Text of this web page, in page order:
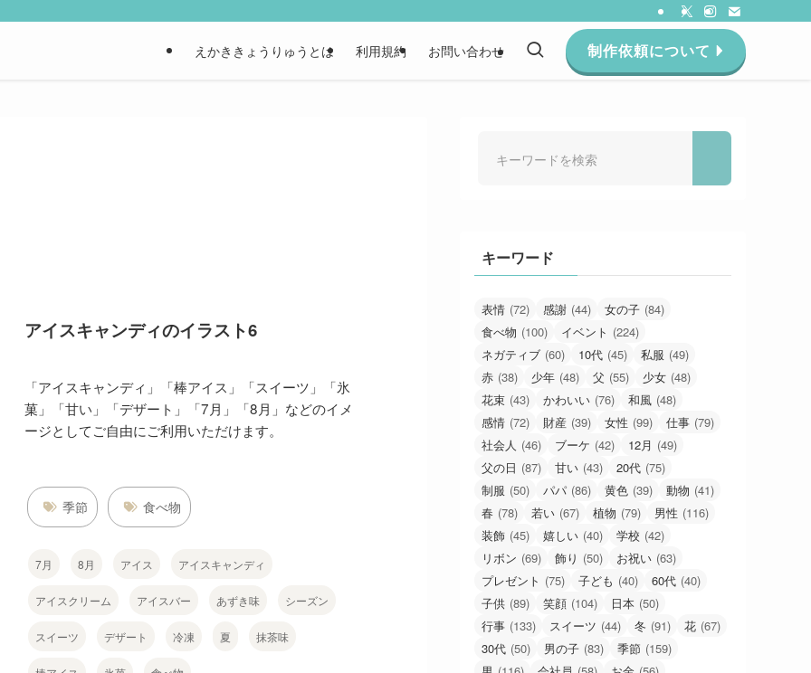
えかききょうりゅうとは 利用規約 お問い合わせ 制作依頼について
アイスキャンディのイラスト6
「アイスキャンディ」「棒アイス」「スイーツ」「氷
菓」「甘い」「デザート」「7月」「8月」などのイメ
ージとしてご自由にご利用いただけます。
季節 食べ物
7月 8月 アイス アイスキャンディ
アイスクリーム アイスバー あずき味 シーズン
スイーツ デザート 冷凍 夏 抹茶味
キーワード
表情 (72) 感謝 (44) 女の子 (84)
食べ物 (100) イベント (224)
ネガティブ (60) 10代 (45) 私服 (49)
赤 (38) 少年 (48) 父 (55) 少女 (48)
花束 (43) かわいい (76) 和風 (48)
感情 (72) 財産 (39) 女性 (99) 仕事 (79)
社会人 (46) ブーケ (42) 12月 (49)
父の日 (87) 甘い (43) 20代 (75)
制服 (50) パパ (86) 黄色 (39) 動物 (41)
春 (78) 若い (67) 植物 (79) 男性 (116)
装飾 (45) 嬉しい (40) 学校 (42)
リボン (69) 飾り (50) お祝い (63)
プレゼント (75) 子ども (40) 60代 (40)
子供 (89) 笑顔 (104) 日本 (50)
行事 (133) スイーツ (44) 冬 (91) 花 (67)
30代 (50) 男の子 (83) 季節 (159)